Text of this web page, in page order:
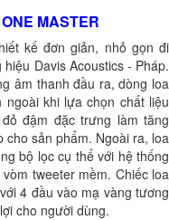
MASTER
kế đơn giản, nhỏ gọn đi
Davis Acoustics - Pháp.
âm thanh đầu ra, dòng loa
khi lựa chọn chất liệu
đậm đặc trưng làm tăng
sản phẩm. Ngoài ra, loa
bộ lọc cụ thể với hệ thống
tweeter mềm. Chiếc loa
4 đầu vào mạ vàng tương
cho người dùng.